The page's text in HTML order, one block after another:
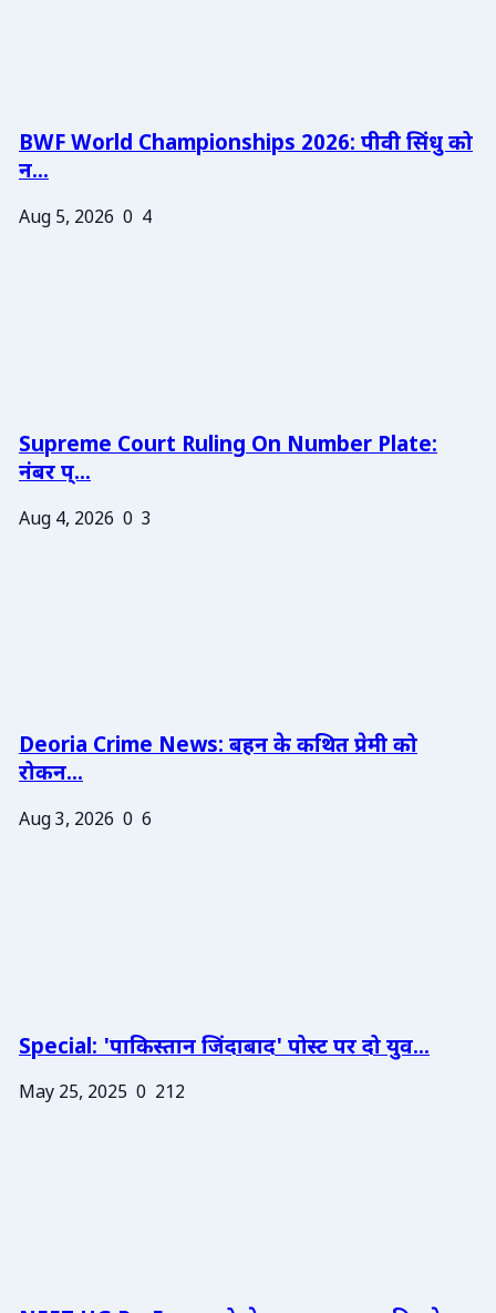
BWF World Championships 2026: पीवी सिंधु को
न...
Aug 5, 2026 0 4
Supreme Court Ruling On Number Plate:
नंबर प्...
Aug 4, 2026 0 3
Deoria Crime News: बहन के कथित प्रेमी को
रोकन...
Aug 3, 2026 0 6
Special: 'पाकिस्तान जिंदाबाद' पोस्ट पर दो युव...
May 25, 2025 0 212